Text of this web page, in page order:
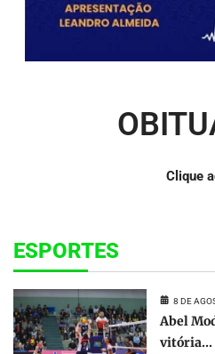
Clique
ESPORTES
8 DE
Abel
vitória...